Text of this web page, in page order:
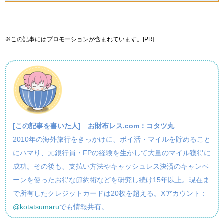
※この記事にはプロモーションが含まれています。[PR]
[この記事を書いた人] お財布レス.com：コタツ丸
2010年の海外旅行をきっかけに、ポイ活・マイルを貯めること
にハマり、元銀行員・FPの経験を生かして大量のマイル獲得に
成功。その後も、支払い方法やキャッシュレス決済のキャンペ
ーンを使ったお得な節約術などを研究し続け15年以上。現在ま
で所有したクレジットカードは20枚を超える。Xアカウント：
@kotatsumaruでも情報共有。